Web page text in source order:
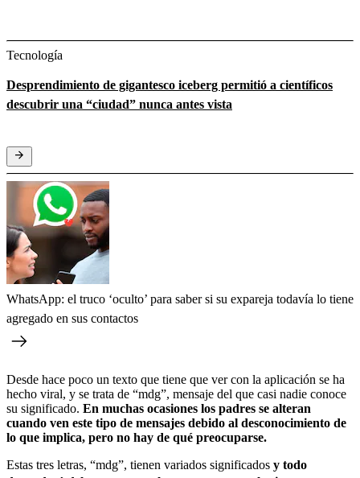
Tecnología
Desprendimiento de gigantesco iceberg permitió a científicos
descubrir una “ciudad” nunca antes vista
WhatsApp: el truco ‘oculto’ para saber si su expareja todavía lo tiene
agregado en sus contactos
Desde hace poco un texto que tiene que ver con la aplicación se ha
hecho viral, y se trata de “mdg”, mensaje del que casi nadie conoce
su significado. En muchas ocasiones los padres se alteran
cuando ven este tipo de mensajes debido al desconocimiento de
lo que implica, pero no hay de qué preocuparse.
Estas tres letras, “mdg”, tienen variados significados y todo